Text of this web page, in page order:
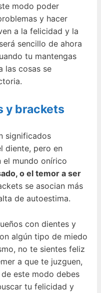
modo poder
y hacer
a la felicidad y la
sencillo de ahora
tu mantengas
las cosas se
y brackets
significados
diente, pero en
el mundo onírico
o el temor a ser
se asocian más
de autoestima.
con dientes y
algún tipo de miedo
no te sientes feliz
a que te juzguen,
este modo debes
tu felicidad y